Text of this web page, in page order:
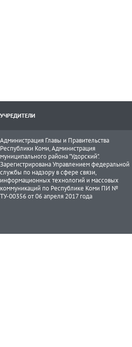
УЧРЕДИТЕЛИ
Администрация Главы и Правительства
Республики Коми, Администрация
муниципального района "Удорский".
Зарегистрирована Управлением федеральной
службы по надзору в сфере связи,
информационных технологий и массовых
коммуникаций по Республике Коми ПИ №
ТУ-00356 от 06 апреля 2017 года